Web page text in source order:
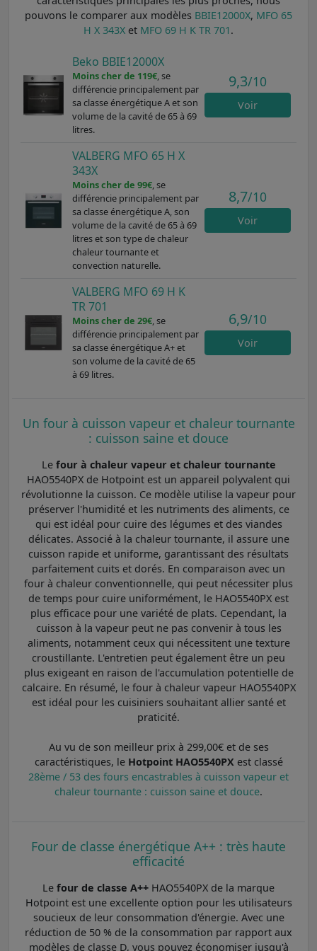
pouvons le comparer aux modèles BBIE12000X, MFO 65
H X 343X et MFO 69 H K TR 701 .
Beko BBIE12000X
Moins cher de 119€, se
différencie principalement par
sa classe énergétique A et son
volume de la cavité de 65 à 69
litres.
9,3/10
Voir
VALBERG MFO 65 H X
343X
Moins cher de 99€, se
différencie principalement par
sa classe énergétique A, son
volume de la cavité de 65 à 69
litres et son type de chaleur
chaleur tournante et
convection naturelle.
8,7/10
Voir
VALBERG MFO 69 H K
TR 701
Moins cher de 29€, se
différencie principalement par
sa classe énergétique A+ et
son volume de la cavité de 65
à 69 litres.
6,9/10
Voir
Un four à cuisson vapeur et chaleur tournante
: cuisson saine et douce
Le four à chaleur vapeur et chaleur tournante
HAO5540PX de Hotpoint est un appareil polyvalent qui
révolutionne la cuisson. Ce modèle utilise la vapeur pour
préserver l'humidité et les nutriments des aliments, ce
qui est idéal pour cuire des légumes et des viandes
délicates. Associé à la chaleur tournante, il assure une
cuisson rapide et uniforme, garantissant des résultats
parfaitement cuits et dorés. En comparaison avec un
four à chaleur conventionnelle, qui peut nécessiter plus
de temps pour cuire uniformément, le HAO5540PX est
plus efficace pour une variété de plats. Cependant, la
cuisson à la vapeur peut ne pas convenir à tous les
aliments, notamment ceux qui nécessitent une texture
croustillante. L'entretien peut également être un peu
plus exigeant en raison de l'accumulation potentielle de
calcaire. En résumé, le four à chaleur vapeur HAO5540PX
est idéal pour les cuisiniers souhaitant allier santé et
praticité.
Au vu de son meilleur prix à 299,00€ et de ses
caractéristiques, le Hotpoint HAO5540PX est classé
28ème / 53 des fours encastrables à cuisson vapeur et
chaleur tournante : cuisson saine et douce.
Four de classe énergétique A++ : très haute
efficacité
Le four de classe A++ HAO5540PX de la marque
Hotpoint est une excellente option pour les utilisateurs
soucieux de leur consommation d'énergie. Avec une
réduction de 50 % de la consommation par rapport aux
modèles de classe D, vous pouvez économiser jusqu'à